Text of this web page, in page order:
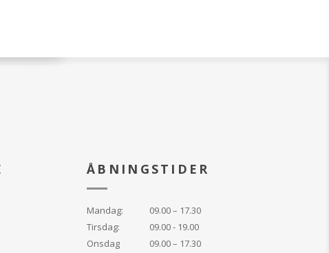
ÅBNINGSTIDER
Mandag:
09.00 – 17.30
Tirsdag:
09.00 - 19.00
Onsdag
09.00 – 17.30